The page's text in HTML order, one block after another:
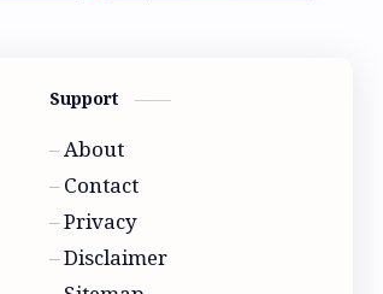
Support
About
Contact
Privacy
Disclaimer